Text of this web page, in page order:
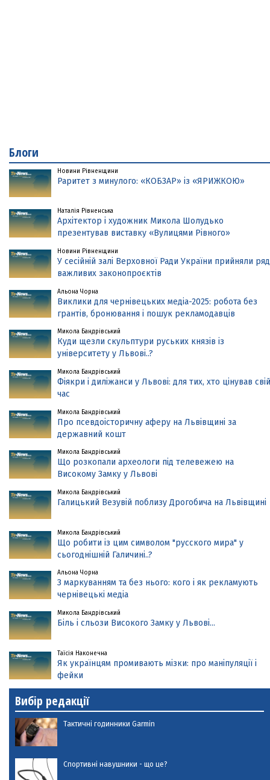
Блоги
Новини Рівненщини
Раритет з минулого: «КОБЗАР» із «ЯРИЖКОЮ»
Наталія Рівненська
Архітектор і художник Микола Шолудько
презентував виставку «Вулицями Рівного»
Новини Рівненщини
У сесійній залі Верховної Ради України прийняли ряд
важливих законопроєктів
Альона Чорна
Виклики для чернівецьких медіа-2025: робота без
грантів, бронювання і пошук рекламодавців
Микола Бандрівський
Куди щезли скульптури руських князів із
університету у Львові..?
Микола Бандрівський
Фіякри і диліжанси у Львові: для тих, хто цінував свій
час
Микола Бандрівський
Про псевдоісторичну аферу на Львівщині за
державний кошт
Микола Бандрівський
Що розкопали археологи під телевежею на
Високому Замку у Львові
Микола Бандрівський
Галицький Везувій поблизу Дрогобича на Львівщині
Микола Бандрівський
Що робити із цим символом "русского мира" у
сьогоднішній Галичині..?
Альона Чорна
З маркуванням та без нього: кого і як рекламують
чернівецькі медіа
Микола Бандрівський
Біль і сльози Високого Замку у Львові...
Таїсія Наконечна
Як українцям промивають мізки: про маніпуляції і
фейки
Вибір редакції
Тактичні годинники Garmin
Спортивні навушники - що це?